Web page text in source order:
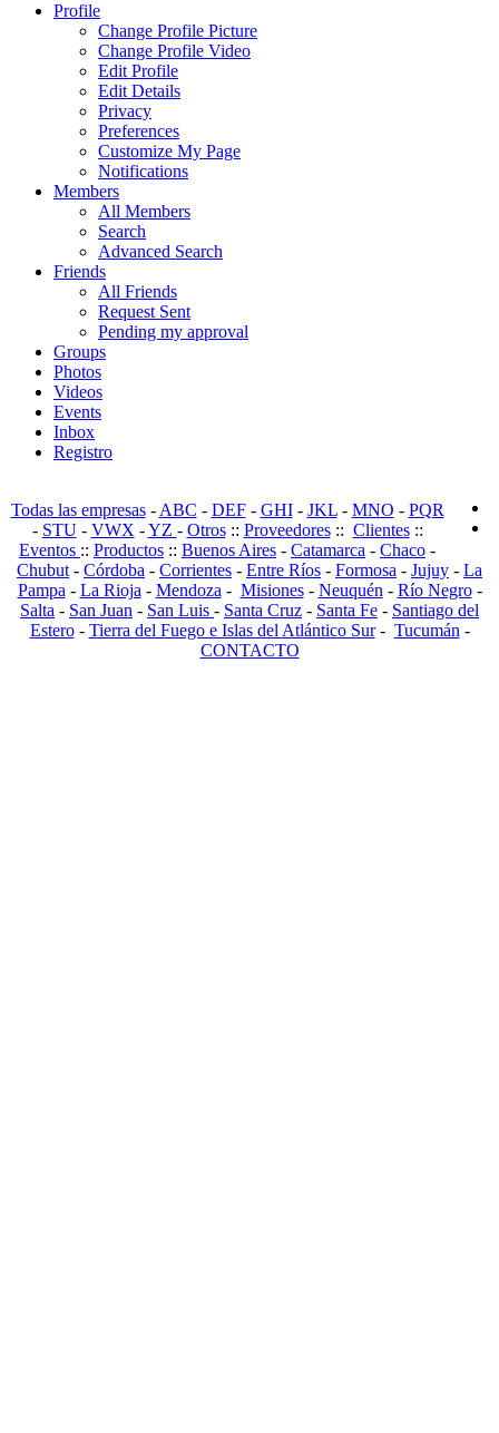
Profile
Change Profile Picture
Change Profile Video
Edit Profile
Edit Details
Privacy
Preferences
Customize My Page
Notifications
Members
All Members
Search
Advanced Search
Friends
All Friends
Request Sent
Pending my approval
Groups
Photos
Videos
Events
Inbox
Registro
Todas las empresas- ABC - DEF- GHI- JKL- MNO - PQR
- STU- VWX -YZ - Otros:: Proveedores:: Clientes::
Eventos :: Productos :: Buenos Aires - Catamarca - Chaco -
Chubut - Córdoba - Corrientes - Entre Ríos - Formosa - Jujuy - La
Pampa - La Rioja - Mendoza - Misiones- Neuquén - Río Negro-
Salta - San Juan - San Luis - Santa Cruz - Santa Fe - Santiago del
Estero- Tierra del Fuego e Islas del Atlántico Sur- Tucumán -
CONTACTO